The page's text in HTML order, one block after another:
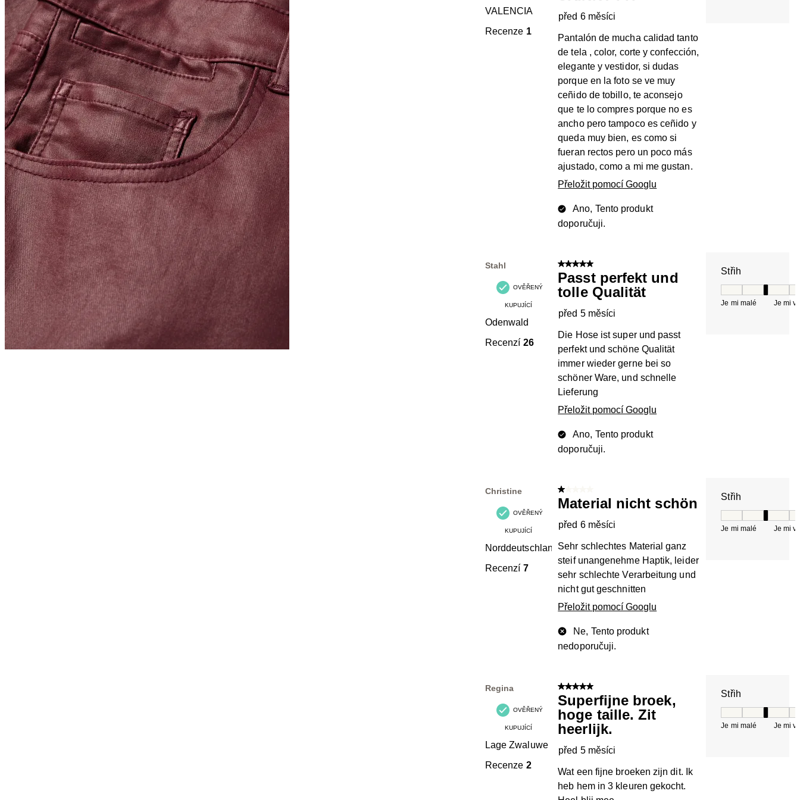
VALENCIA
Recenze 1
před 6 měsíci
Pantalón de mucha calidad tanto
de tela , color, corte y confección,
elegante y vestidor, si dudas
porque en la foto se ve muy
ceñido de tobillo, te aconsejo
que te lo compres porque no es
ancho pero tampoco es ceñido y
queda muy bien, es como si
fueran rectos pero un poco más
ajustado, como a mi me gustan.
Přeložit pomocí Googlu
Ano, Tento produkt
doporučuji.
Stahl
OVĚŘENÝ
KUPUJÍCÍ
Odenwald
Recenzí 26
5 z 5 hvězdiček.
Passt perfekt und
tolle Qualität
před 5 měsíci
Die Hose ist super und passt
perfekt und schöne Qualität
immer wieder gerne bei so
schöner Ware, und schnelle
Lieferung
Přeložit pomocí Googlu
Ano, Tento produkt
doporučuji.
Střih
Je mi malé Je mi
Christine
OVĚŘENÝ
KUPUJÍCÍ
Norddeutschland
Recenzí 7
1 z 5 hvězdiček.
Material nicht schön
před 6 měsíci
Sehr schlechtes Material ganz
steif unangenehme Haptik, leider
sehr schlechte Verarbeitung und
nicht gut geschnitten
Přeložit pomocí Googlu
Ne, Tento produkt
nedoporučuji.
Střih
Je mi malé Je mi
Regina
OVĚŘENÝ
KUPUJÍCÍ
Lage Zwaluwe
Recenze 2
5 z 5 hvězdiček.
Superfijne broek,
hoge taille. Zit
heerlijk.
před 5 měsíci
Wat een fijne broeken zijn dit. Ik
heb hem in 3 kleuren gekocht.
Střih
Je mi malé Je mi